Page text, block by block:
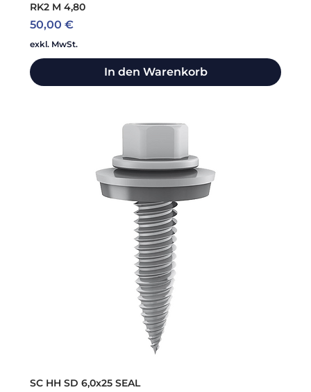
RK2 M 4,80
Preis
50,00 €
exkl. MwSt.
In den Warenkorb
SC HH SD 6,0x25 SEAL